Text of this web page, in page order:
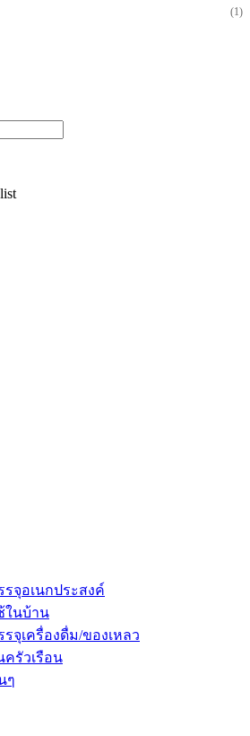
(1)
จุอเนกประสงค์
นบ้าน
จุเครื่องดื่ม/ของเหลว
รัวเรือน
ๆ